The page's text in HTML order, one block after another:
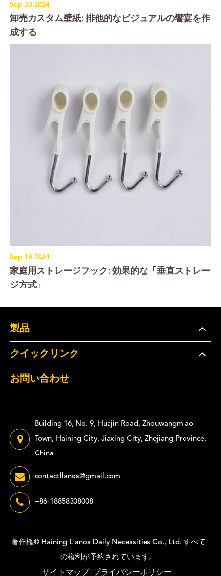
Sep 30.2024
卸売カスタム壁紙: 排他的なビジュアルの饗宴を作
成する
Sep 18.2024
家庭用ストレージフック: 効果的な「垂直ストレー
ジ方式」
製品
クイックリンク
お問い合わせ
Building 16, No. 9, Huajin Road, Zhouwangmiao
Town, Haining City, Jiaxing City, Zhejiang Province,
China
contactllanos@gmail.com
+86-18858308008
著作権© Haining Llanos Daily Necessities Co., Ltd. すべて
の権利が予約されています。
サイトマップ プライバシーポリシー